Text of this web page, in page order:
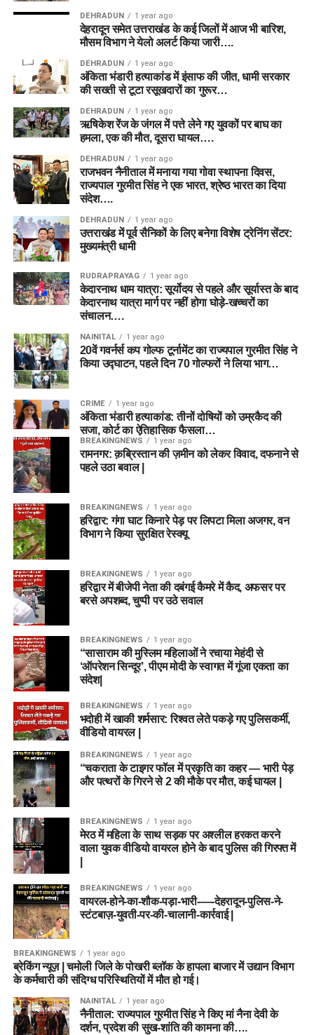
DEHRADUN 1 year ago
देहरादून समेत उत्तराखंड के कई जिलों में आज भी बारिश,
मौसम विभाग ने येलो अलर्ट किया जारी….
DEHRADUN 1 year ago
अंकिता भंडारी हत्याकांड में इंसाफ की जीत, धामी सरकार
की सख्ती से टूटा रसूखदारों का गुरूर…
DEHRADUN 1 year ago
ऋषिकेश रेंज के जंगल में पत्ते लेने गए युवकों पर बाघ का
हमला, एक की मौत, दूसरा घायल….
DEHRADUN 1 year ago
राजभवन नैनीताल में मनाया गया गोवा स्थापना दिवस,
राज्यपाल गुरमीत सिंह ने एक भारत, श्रेष्ठ भारत का दिया
संदेश….
DEHRADUN 1 year ago
उत्तराखंड में पूर्व सैनिकों के लिए बनेगा विशेष ट्रेनिंग सेंटर:
मुख्यमंत्री धामी
RUDRAPRAYAG 1 year ago
केदारनाथ धाम यात्रा: सूर्योदय से पहले और सूर्यास्त के बाद
केदारनाथ यात्रा मार्ग पर नहीं होगा घोड़े-खच्चरों का
संचालन….
NAINITAL 1 year ago
20वें गवर्नर्स कप गोल्फ टूर्नामेंट का राज्यपाल गुरमीत सिंह ने
किया उद्घाटन, पहले दिन 70 गोल्फरों ने लिया भाग…
CRIME 1 year ago
अंकिता भंडारी हत्याकांड: तीनों दोषियों को उम्रकैद की
सजा, कोर्ट का ऐतिहासिक फैसला…
BREAKINGNEWS 1 year ago
रामनगर: क़ब्रिस्तान की ज़मीन को लेकर विवाद, दफनाने से
पहले उठा बवाल |
BREAKINGNEWS 1 year ago
हरिद्वार: गंगा घाट किनारे पेड़ पर लिपटा मिला अजगर, वन
विभाग ने किया सुरक्षित रेस्क्यू
BREAKINGNEWS 1 year ago
हरिद्वार में बीजेपी नेता की दबंगई कैमरे में कैद, अफसर पर
बरसे अपशब्द, चुप्पी पर उठे सवाल
BREAKINGNEWS 1 year ago
“सासाराम की मुस्लिम महिलाओं ने रचाया मेहंदी से
‘ऑपरेशन सिन्दूर’, पीएम मोदी के स्वागत में गूंजा एकता का
संदेश|
BREAKINGNEWS 1 year ago
भदोही में खाकी शर्मसार: रिश्वत लेते पकड़े गए पुलिसकर्मी,
वीडियो वायरल |
BREAKINGNEWS 1 year ago
“चकराता के टाइगर फॉल में प्रकृति का कहर — भारी पेड़
और पत्थरों के गिरने से 2 की मौके पर मौत, कई घायल |
BREAKINGNEWS 1 year ago
मेरठ में महिला के साथ सड़क पर अश्लील हरकत करने
वाला युवक वीडियो वायरल होने के बाद पुलिस की गिरफ्त में
BREAKINGNEWS 1 year ago
वायरल-होने-का-शौक-पड़ा-भारी-—-देहरादून-पुलिस-ने-
स्टंटबाज़-युवती-पर-की-चालानी-कार्रवाई |
BREAKINGNEWS 1 year ago
ब्रेकिंग न्यूज़ | चमोली जिले के पोखरी ब्लॉक के हापला बाजार में उद्यान विभाग
के कर्मचारी की संदिग्ध परिस्थितियों में मौत हो गई।
NAINITAL 1 year ago
नैनीताल: राज्यपाल गुरमीत सिंह ने किए मां नैना देवी के
दर्शन, प्रदेश की सुख-शांति की कामना की….